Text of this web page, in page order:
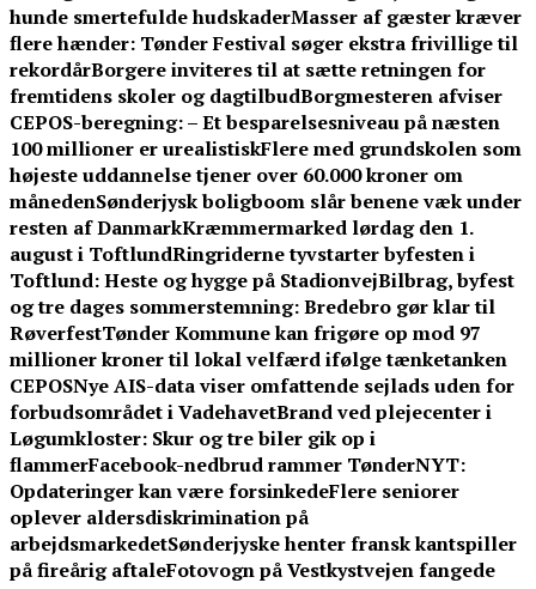
hunde smertefulde hudskaderMasser af gæster kræver
flere hænder: Tønder Festival søger ekstra frivillige til
rekordårBorgere inviteres til at sætte retningen for
fremtidens skoler og dagtilbudBorgmesteren afviser
CEPOS-beregning: – Et besparelsesniveau på næsten
100 millioner er urealistiskFlere med grundskolen som
højeste uddannelse tjener over 60.000 kroner om
månedenSønderjysk boligboom slår benene væk under
resten af DanmarkKræmmermarked lørdag den 1.
august i ToftlundRingriderne tyvstarter byfesten i
Toftlund: Heste og hygge på StadionvejBilbrag, byfest
og tre dages sommerstemning: Bredebro gør klar til
RøverfestTønder Kommune kan frigøre op mod 97
millioner kroner til lokal velfærd ifølge tænketanken
CEPOSNye AIS-data viser omfattende sejlads uden for
forbudsområdet i VadehavetBrand ved plejecenter i
Løgumkloster: Skur og tre biler gik op i
flammerFacebook-nedbrud rammer TønderNYT:
Opdateringer kan være forsinkedeFlere seniorer
oplever aldersdiskrimination på
arbejdsmarkedetSønderjyske henter fransk kantspiller
på fireårig aftaleFotovogn på Vestkystvejen fangede